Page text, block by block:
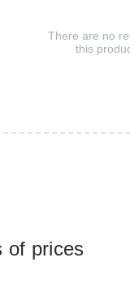
of prices
There are no
this